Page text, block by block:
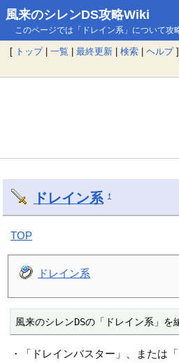
風来のシレンDS攻略Wiki
このページでは「ドレイン系」について攻
[ トップ| 一覧 | 最終更新 | 検索 | ヘルプ
ドレイン系 †
TOP
ドレイン系
風来のシレンDSの「ドレイン系」を
・「ドレインバスター」、または